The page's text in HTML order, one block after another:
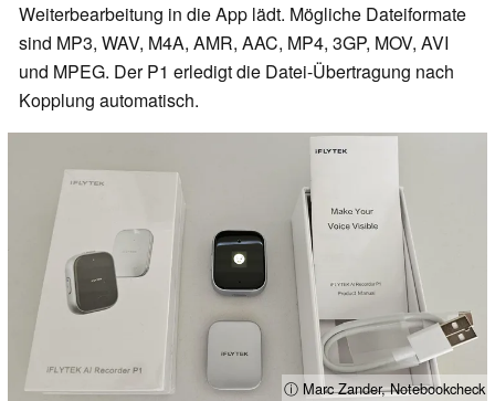
Weiterbearbeitung in die App lädt. Mögliche Dateiformate
sind MP3, WAV, M4A, AMR, AAC, MP4, 3GP, MOV, AVI
und MPEG. Der P1 erledigt die Datei-Übertragung nach
Kopplung automatisch.
ⓘ Marc Zander, Notebookcheck